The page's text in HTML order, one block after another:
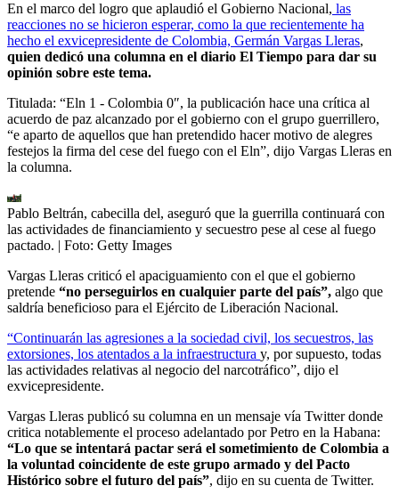
En el marco del logro que aplaudió el Gobierno Nacional, las
reacciones no se hicieron esperar, como la que recientemente ha
hecho el exvicepresidente de Colombia, Germán Vargas Lleras,
quien dedicó una columna en el diario El Tiempo para dar su
opinión sobre este tema.
Titulada: “Eln 1 - Colombia 0″, la publicación hace una crítica al
acuerdo de paz alcanzado por el gobierno con el grupo guerrillero,
“e aparto de aquellos que han pretendido hacer motivo de alegres
festejos la firma del cese del fuego con el Eln”, dijo Vargas Lleras en
la columna.
Pablo Beltrán, cabecilla del, aseguró que la guerrilla continuará con
las actividades de financiamiento y secuestro pese al cese al fuego
pactado. | Foto: Getty Images
Vargas Lleras criticó el apaciguamiento con el que el gobierno
pretende “no perseguirlos en cualquier parte del país”, algo que
saldría beneficioso para el Ejército de Liberación Nacional.
“Continuarán las agresiones a la sociedad civil, los secuestros, las
extorsiones, los atentados a la infraestructura y, por supuesto, todas
las actividades relativas al negocio del narcotráfico”, dijo el
exvicepresidente.
Vargas Lleras publicó su columna en un mensaje vía Twitter donde
critica notablemente el proceso adelantado por Petro en la Habana:
“Lo que se intentará pactar será el sometimiento de Colombia a
la voluntad coincidente de este grupo armado y del Pacto
Histórico sobre el futuro del país”, dijo en su cuenta de Twitter.